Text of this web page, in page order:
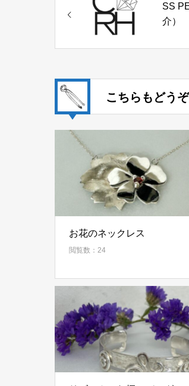
SS
介）
こちらもどうぞ
お花のネックレス
閲覧数：24